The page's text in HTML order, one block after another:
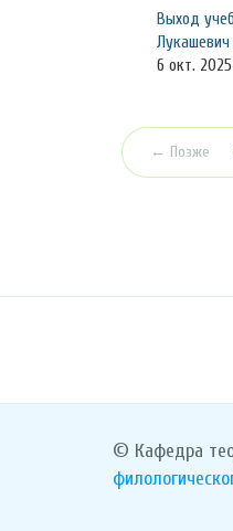
Выход
6 окт. 2025
← Позже
© Кафедра